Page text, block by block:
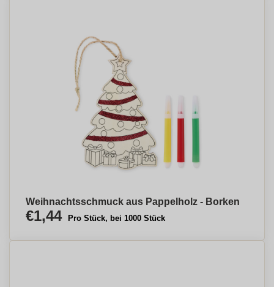
Weihnachtsschmuck aus Pappelholz - Borken
€1,44 Pro Stück, bei 1000 Stück